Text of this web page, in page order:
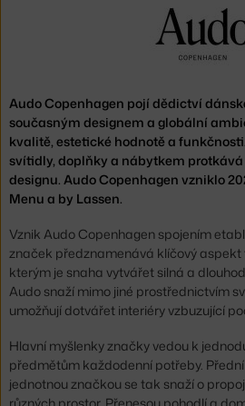
Audo Copenhagen pojí dědictví
současným designem a globální
kvalitě, estetické hodnotě a
svítidly, doplňky a nábytkem
designu. Audo Copenhagen vzniklo
Menu a by Lassen.
Vznik Audo Copenhagen spojením
značek předznamenává klíčový aspekt
kterým je snaha vytvářet silná a
Audo snaží mimo jiné prostřednictvím
umožňují dotvářet interiéry vzbuzující
Hlavní myšlenky značky vedou k
předmětům každodenní potřeby.
jednotnou značkou se tak snaží o